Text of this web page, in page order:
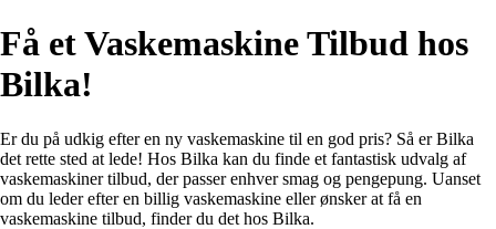
Få et Vaskemaskine Tilbud hos
Bilka!
Er du på udkig efter en ny vaskemaskine til en god pris? Så er Bilka
det rette sted at lede! Hos Bilka kan du finde et fantastisk udvalg af
vaskemaskiner tilbud, der passer enhver smag og pengepung. Uanset
om du leder efter en billig vaskemaskine eller ønsker at få en
vaskemaskine tilbud, finder du det hos Bilka.